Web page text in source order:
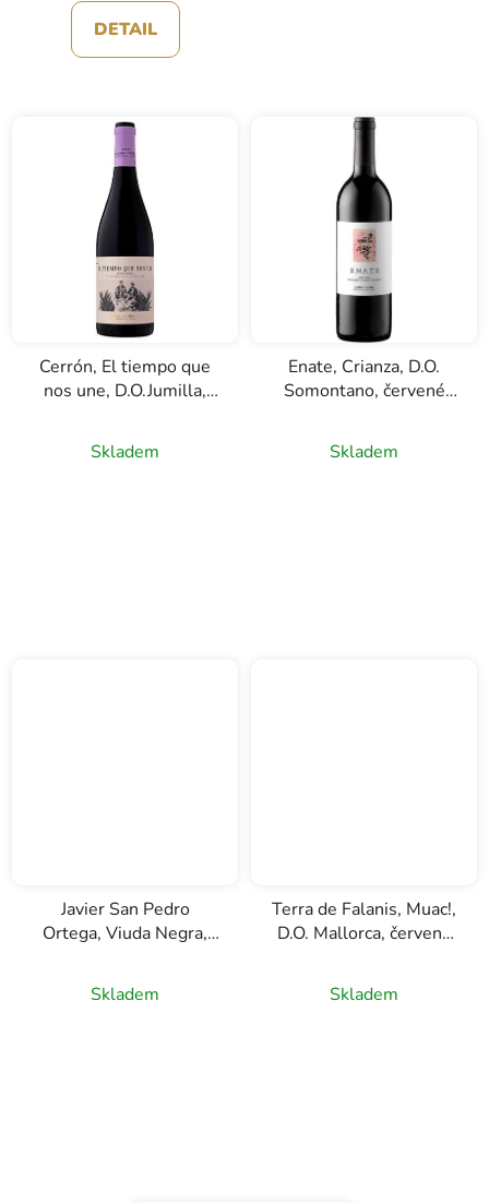
DETAIL
Cerrón, El tiempo que
nos une, D.O.Jumilla,
Skladem
Enate, Crianza, D.O.
Somontano, červené
Skladem
Javier San Pedro
Ortega, Viuda Negra,
0,75l
Skladem
Terra de Falanis, Muac!,
D.O. Mallorca, červené
Skladem